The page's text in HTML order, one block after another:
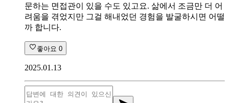
문하는 면접관이 있을 수도 있고요. 삶에서 조금만 더 어
려움을 겪었지만 그걸 해내었던 경험을 발굴하시면 어떨
까 합니다.
좋아요 0
2025.01.13